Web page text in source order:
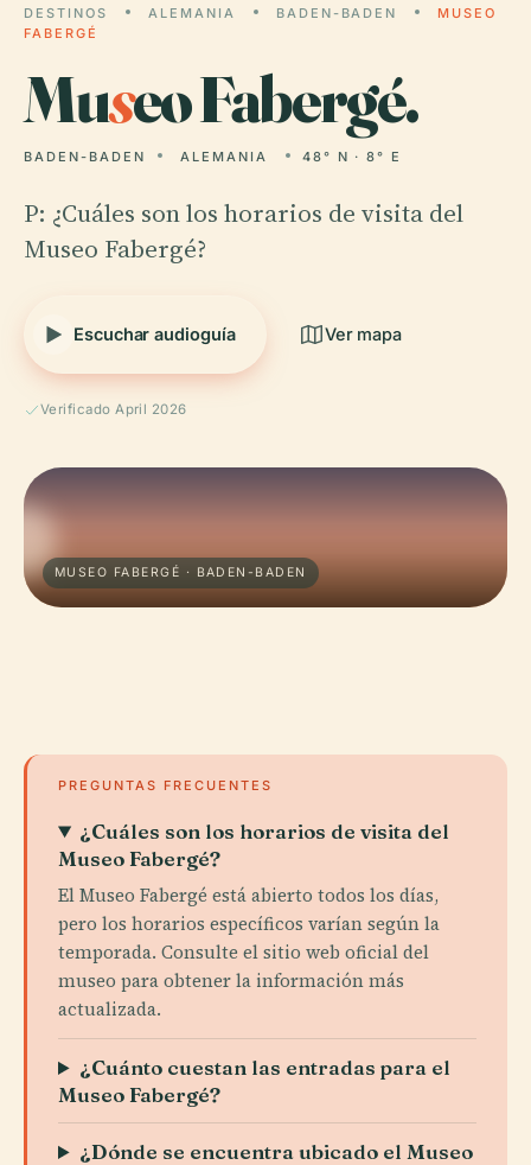
DESTINOS ALEMANIA BADEN-BADEN
MUSEO
FABERGÉ
Museo Fabergé.
BADEN-BADEN ALEMANIA 48° N · 8° E
P: ¿Cuáles son los horarios de visita del
Museo Fabergé?
Escuchar audioguía Ver mapa
Verificado April 2026
MUSEO FABERGÉ · BADEN-BADEN
PREGUNTAS FRECUENTES
¿Cuáles son los horarios de visita del
Museo Fabergé?
El Museo Fabergé está abierto todos los días,
pero los horarios específicos varían según la
temporada. Consulte el sitio web oficial del
museo para obtener la información más
actualizada.
¿Cuánto cuestan las entradas para el
Museo Fabergé?
¿Dónde se encuentra ubicado el Museo